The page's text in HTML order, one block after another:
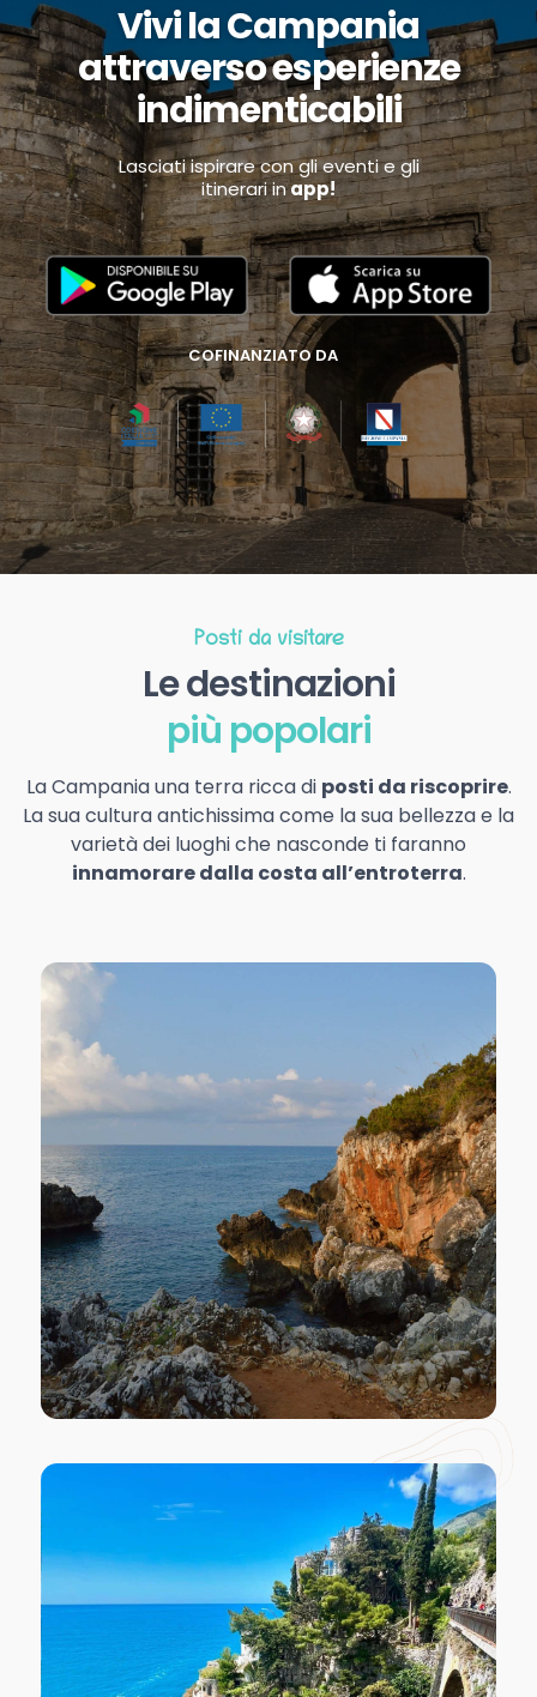
Vivi la Campania
attraverso esperienze
indimenticabili
Lasciati ispirare con gli eventi e gli
itinerari inapp!
COFINANZIATO DA
Posti da visitare
Le destinazioni
più popolari
La Campania una terra ricca di posti da riscoprire.
La sua cultura antichissima come la sua bellezza e la
varietà dei luoghi che nasconde ti faranno
innamorare dalla costa all’entroterra.